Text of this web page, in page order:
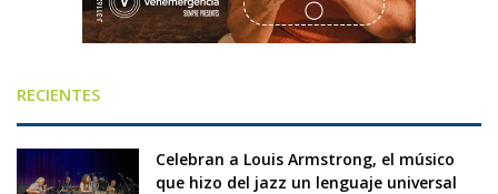
RECIENTES
Celebran a Louis Armstrong, el músico
que hizo del jazz un lenguaje universal